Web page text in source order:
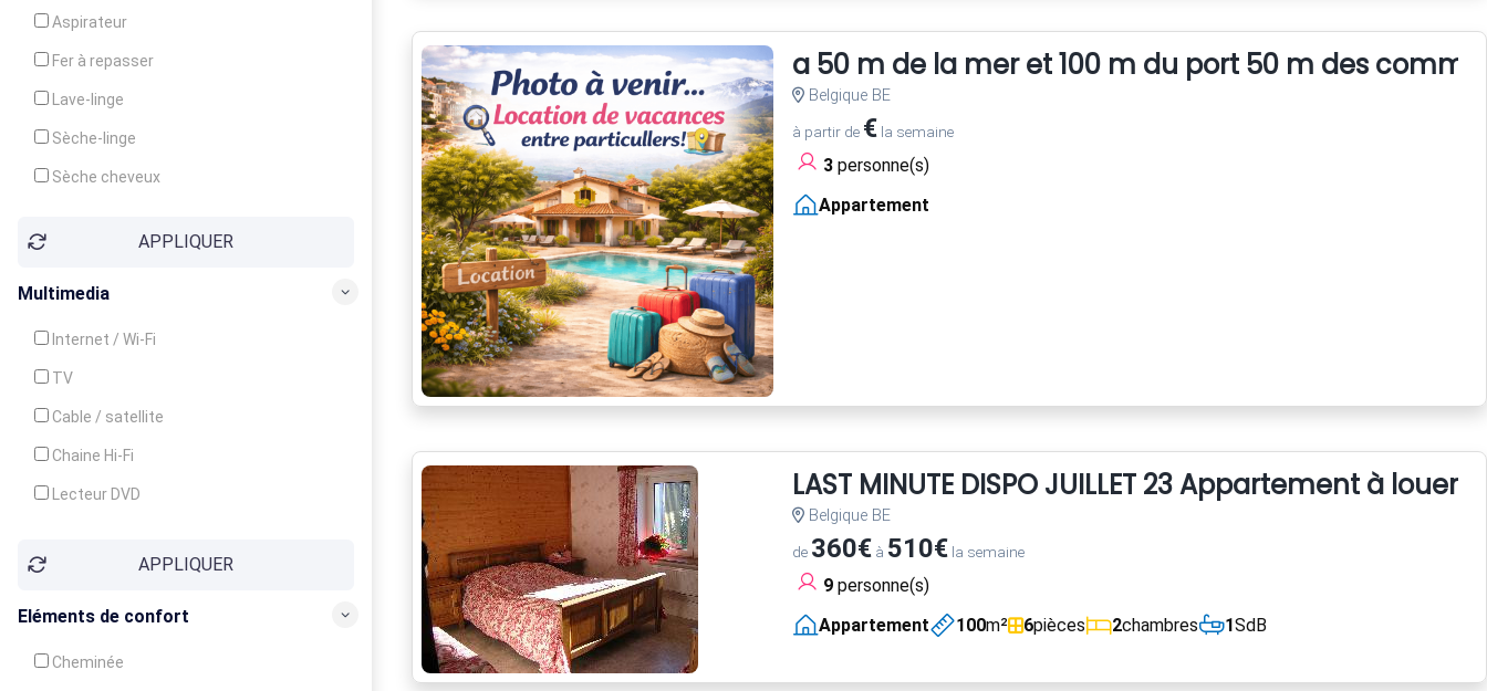
Aspirateur
Fer à repasser
Lave-linge
Sèche-linge
Sèche cheveux
APPLIQUER
Multimedia
Internet / Wi-Fi
TV
Cable / satellite
Chaine Hi-Fi
Lecteur DVD
APPLIQUER
Eléments de confort
Cheminée
a 50 m de la mer et 100 m du port 50 m des
Belgique BE
à partir de €la semaine
3personne(s)
Appartement
LAST MINUTE DISPO JUILLET 23 Appartement à
Belgique BE
de 360€à 510€la semaine
9personne(s)
Appartement
100m² 6pièces 2chambres 1SdB